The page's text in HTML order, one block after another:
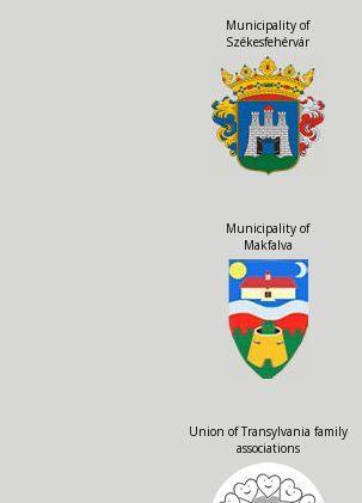
Municipality of
Székesfehérvár
Municipality of
Makfalva
Union of Transylvania family
associations